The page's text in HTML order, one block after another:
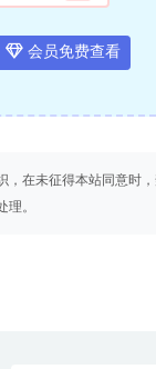
会员免费查看
在未征得本站同意时
理。